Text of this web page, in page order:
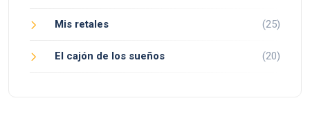
Mis retales (25)
El cajón de los sueños (20)